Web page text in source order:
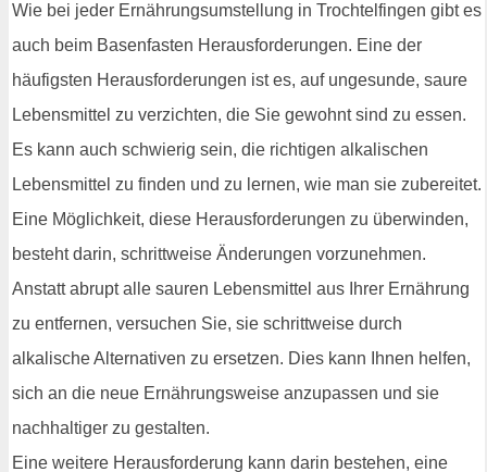
Wie bei jeder Ernährungsumstellung in Trochtelfingen gibt es
auch beim Basenfasten Herausforderungen. Eine der
häufigsten Herausforderungen ist es, auf ungesunde, saure
Lebensmittel zu verzichten, die Sie gewohnt sind zu essen.
Es kann auch schwierig sein, die richtigen alkalischen
Lebensmittel zu finden und zu lernen, wie man sie zubereitet.
Eine Möglichkeit, diese Herausforderungen zu überwinden,
besteht darin, schrittweise Änderungen vorzunehmen.
Anstatt abrupt alle sauren Lebensmittel aus Ihrer Ernährung
zu entfernen, versuchen Sie, sie schrittweise durch
alkalische Alternativen zu ersetzen. Dies kann Ihnen helfen,
sich an die neue Ernährungsweise anzupassen und sie
nachhaltiger zu gestalten.
Eine weitere Herausforderung kann darin bestehen, eine